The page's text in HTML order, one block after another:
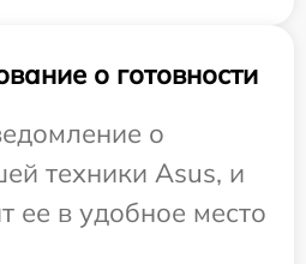
о готовности
о
техники Asus, и
ее в удобное место